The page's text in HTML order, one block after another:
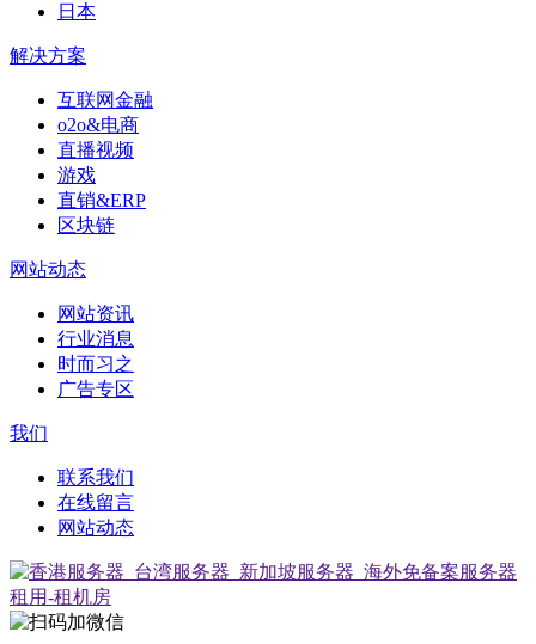
日本
解决方案
互联网金融
o2o&电商
直播视频
游戏
直销&ERP
区块链
网站动态
网站资讯
行业消息
时而习之
广告专区
我们
联系我们
在线留言
网站动态